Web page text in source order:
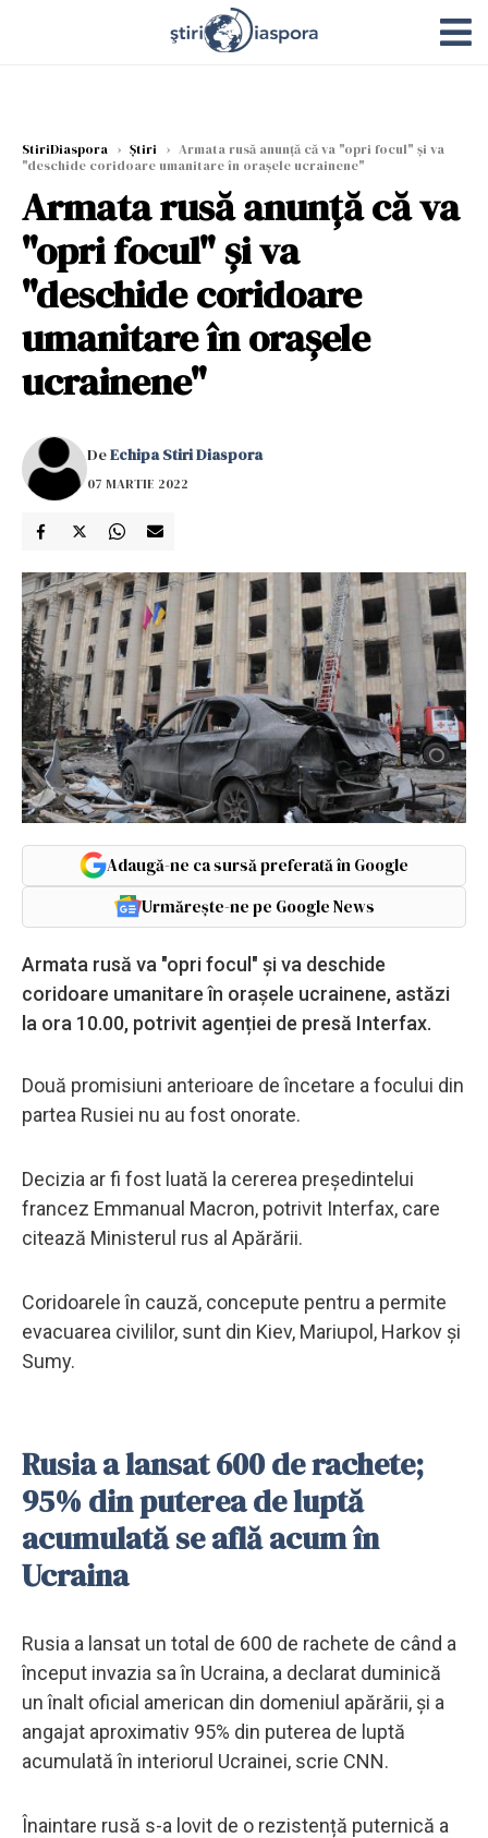
StiriDiaspora › Știri › Armata rusă anunță că va "opri focul" și va
"deschide coridoare umanitare în orașele ucrainene"
Armata rusă anunță că va
"opri focul" și va
"deschide coridoare
umanitare în orașele
ucrainene"
DeEchipa Stiri Diaspora
07 MARTIE 2022
Adaugă-ne ca sursă preferată în Google
Urmărește-ne pe Google News
Armata rusă va "opri focul" și va deschide
coridoare umanitare în orașele ucrainene, astăzi
la ora 10.00, potrivit agenției de presă Interfax.
Două promisiuni anterioare de încetare a focului din
partea Rusiei nu au fost onorate.
Decizia ar fi fost luată la cererea președintelui
francez Emmanual Macron, potrivit Interfax, care
citează Ministerul rus al Apărării.
Coridoarele în cauză, concepute pentru a permite
evacuarea civililor, sunt din Kiev, Mariupol, Harkov și
Sumy.
Rusia a lansat 600 de rachete;
95% din puterea de luptă
acumulată se află acum în
Ucraina
Rusia a lansat un total de 600 de rachete de când a
început invazia sa în Ucraina, a declarat duminică
un înalt oficial american din domeniul apărării, și a
angajat aproximativ 95% din puterea de luptă
acumulată în interiorul Ucrainei, scrie CNN.
Înaintare rusă s-a lovit de o rezistență puternică a